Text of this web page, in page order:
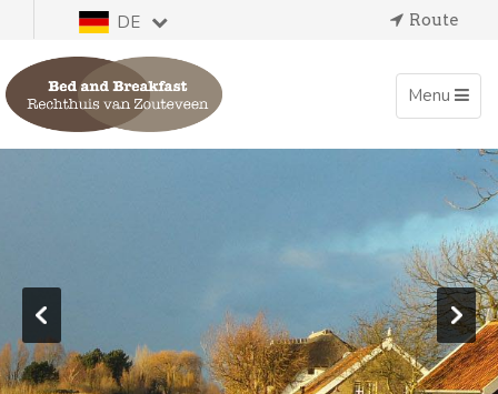
DE Route
Toggle
navigation
Menu